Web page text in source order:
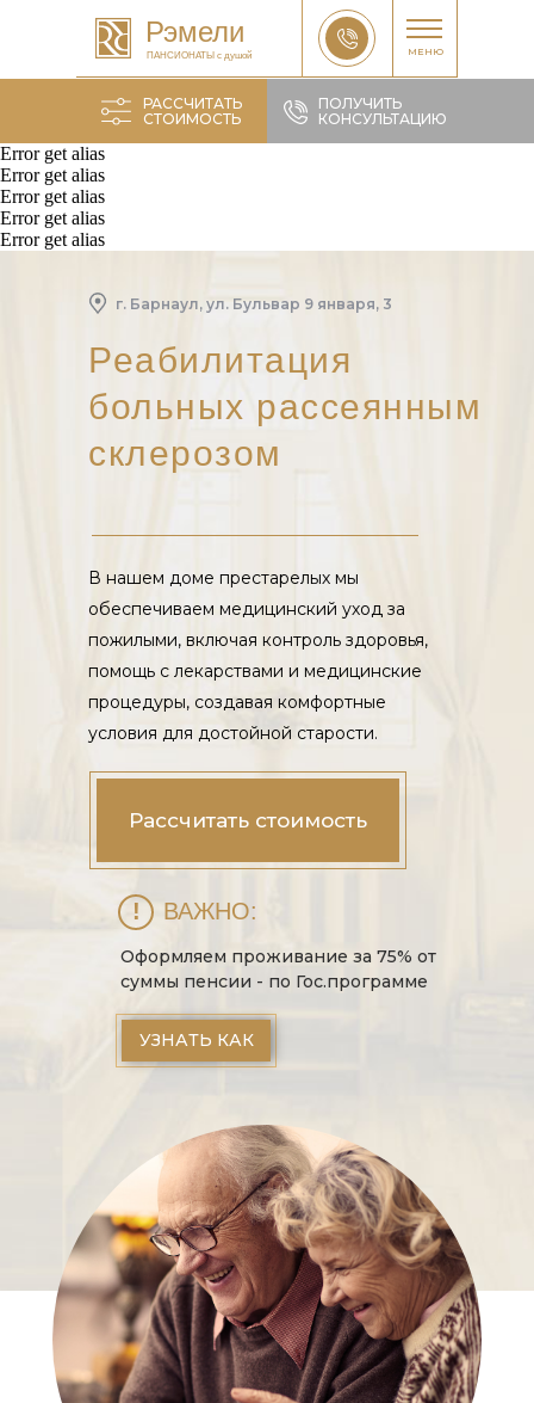
МЕНЮ
Рэмели
ПАНСИОНАТЫ с душой
РАССЧИТАТЬ
СТОИМОСТЬ
ПОЛУЧИТЬ
КОНСУЛЬТАЦИЮ
Error get alias
Error get alias
Error get alias
Error get alias
Error get alias
Реабилитация
больных рассеянным
склерозом
В нашем доме престарелых мы
обеспечиваем медицинский уход за
пожилыми, включая контроль здоровья,
помощь с лекарствами и медицинские
процедуры, создавая комфортные
условия для достойной старости.
Рассчитать стоимость
г. Барнаул, ул. Бульвар 9 января, 3
Оформляем проживание за 75% от
суммы пенсии - по Гос.программе
ВАЖНО:
УЗНАТЬ КАК
!